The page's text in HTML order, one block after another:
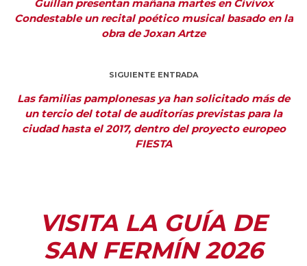
Guillan presentan mañana martes en Civivox
Condestable un recital poético musical basado en la
obra de Joxan Artze
SIGUIENTE ENTRADA
Las familias pamplonesas ya han solicitado más de
un tercio del total de auditorías previstas para la
ciudad hasta el 2017, dentro del proyecto europeo
FIESTA
VISITA LA GUÍA DE
SAN FERMÍN 2026